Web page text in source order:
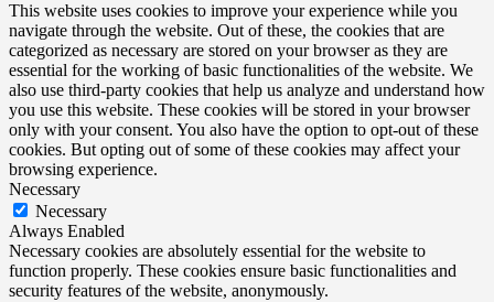
This website uses cookies to improve your experience while you
navigate through the website. Out of these, the cookies that are
categorized as necessary are stored on your browser as they are
essential for the working of basic functionalities of the website. We
also use third-party cookies that help us analyze and understand how
you use this website. These cookies will be stored in your browser
only with your consent. You also have the option to opt-out of these
cookies. But opting out of some of these cookies may affect your
browsing experience.
Necessary
Necessary
Always Enabled
Necessary cookies are absolutely essential for the website to
function properly. These cookies ensure basic functionalities and
security features of the website, anonymously.